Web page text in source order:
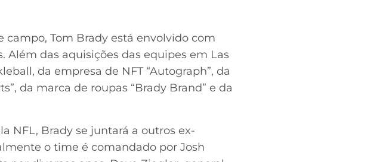
campo, Tom Brady está envolvido com
das aquisições das equipes em Las
da empresa de NFT “Autograph”, da
da marca de roupas “Brady Brand” e da
NFL, Brady se juntará a outros ex-
o time é comandado por Josh